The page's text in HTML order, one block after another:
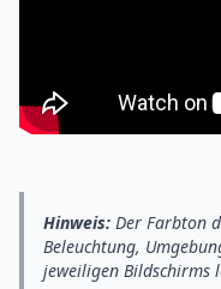
Hinweis: Der Farbton
Beleuchtung,
jeweiligen Bildschirms